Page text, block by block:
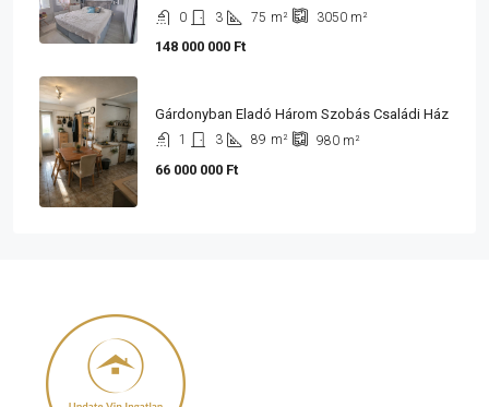
0 3 75 m² 3050 m²
148 000 000 Ft
Gárdonyban Eladó Három Szobás Családi Ház
1 3 89 m² 980 m²
66 000 000 Ft